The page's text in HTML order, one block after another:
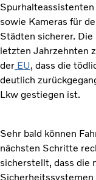
sowie Kameras für
Städten sicherer.
letzten Jahrzehnten
der EU, dass die
deutlich
Lkw gestiegen ist.
Sehr bald können
nächsten Schritte
sicherstellt, dass die